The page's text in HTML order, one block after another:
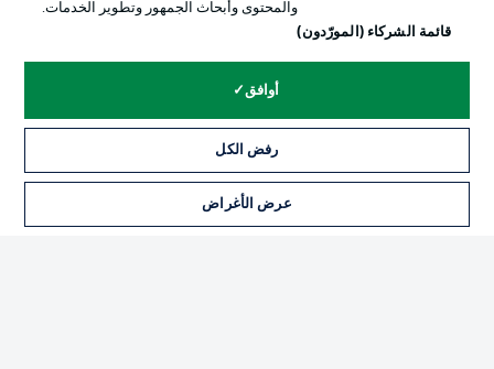
إدارة التفضيلات بيان الخصوصية
القنوات الناقلة
والمحتوى وأبحاث الجمهور وتطوير الخدمات.
قائمة الشركاء (المورّدون)
أوافق
رفض الكل
عرض الأغراض